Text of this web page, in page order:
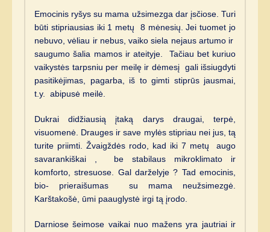
Emocinis ryšys su mama užsimezga dar įsčiose. Turi
būti stipriausias iki 1 metų 8 mėnesių. Jei tuomet jo
nebuvo, vėliau ir nebus, vaiko siela nejaus artumo ir
saugumo šalia mamos ir ateityje. Tačiau bet kuriuo
vaikystės tarpsniu per meilę ir dėmesį gali išsiugdyti
pasitikėjimas, pagarba, iš to gimti stiprūs jausmai,
t.y. abipusė meilė.
Dukrai didžiausią įtaką darys draugai, terpė,
visuomenė. Drauges ir save mylės stipriau nei jus, tą
turite priimti. Žvaigždės rodo, kad iki 7 metų augo
savarankiškai , be stabilaus mikroklimato ir
komforto, stresuose. Gal darželyje ? Tad emocinis,
bio- prieraišumas su mama neužsimezgė.
Karštakošė, ūmi paauglystė irgi tą įrodo.
Darniose šeimose vaikai nuo mažens yra jautriai ir